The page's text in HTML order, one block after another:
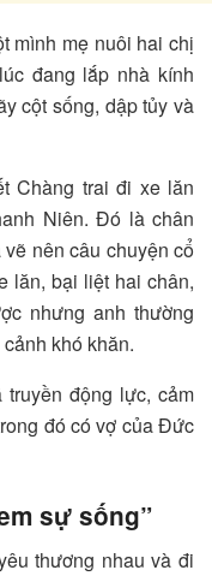
mình mẹ nuôi hai chị
đang lắp nhà kính
cột sống, dập tủy và
Chàng trai đi xe lăn
Niên. Đó là chân
nên câu chuyện cổ
lăn, bại liệt hai chân,
nhưng anh thường
khó khăn.
động lực, cảm
đó có vợ của Đức
sự sống”
thương nhau và đi